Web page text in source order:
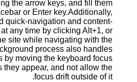
the arrow keys, and fill them
or Enter key.Additionally,
quick-navigation and content-
any time by clicking Alt+1, or
site while navigating with the
process also handles
by moving the keyboard focus
they appear, and not allow the
focus drift outside of it.